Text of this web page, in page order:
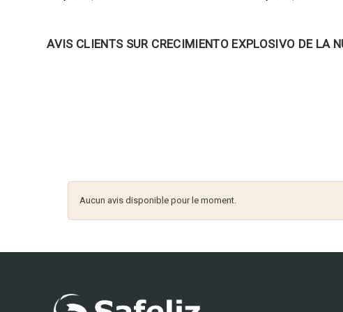
AVIS CLIENTS SUR CRECIMIENTO EXPLOSIVO DE LA
Aucun avis disponible pour le moment.